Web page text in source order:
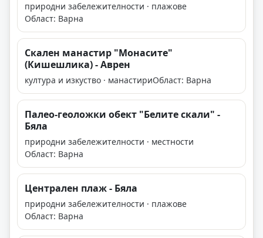
природни забележителности · плажове
Област: Варна
Скален манастир "Монасите"
(Кишешлика) - Аврен
култура и изкуство · манастириОбласт: Варна
Палео-геоложки обект "Белите скали" -
Бяла
природни забележителности · местности
Област: Варна
Централен плаж - Бяла
природни забележителности · плажове
Област: Варна